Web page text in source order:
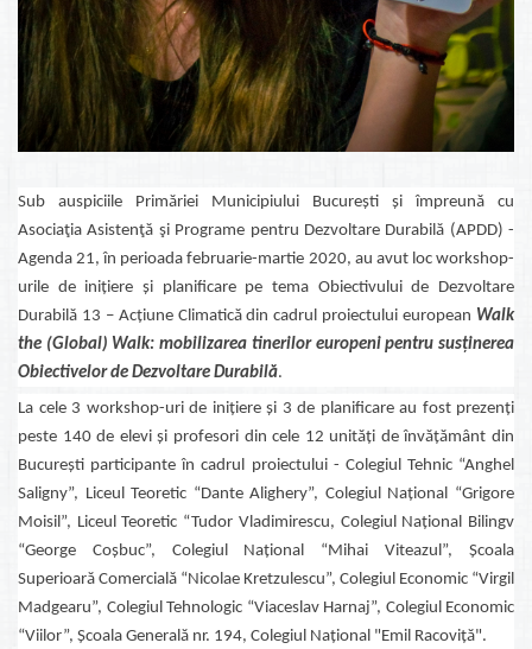
Sub auspiciile Primăriei Municipiului București și împreună cu
Asociaţia Asistenţă şi Programe pentru Dezvoltare Durabilă (APDD) -
Agenda 21, în perioada februarie-martie 2020, au avut loc workshop-
urile de inițiere și planificare pe tema Obiectivului de Dezvoltare
Durabilă 13 – Acțiune Climatică din cadrul proiectului european Walk
the (Global) Walk: mobilizarea tinerilor europeni pentru susținerea
Obiectivelor de Dezvoltare Durabilă.
La cele 3 workshop-uri de inițiere și 3 de planificare au fost prezenți
peste 140 de elevi și profesori din cele 12 unități de învățământ din
București participante în cadrul proiectului - Colegiul Tehnic “Anghel
Saligny”, Liceul Teoretic “Dante Alighery”, Colegiul Național “Grigore
Moisil”, Liceul Teoretic “Tudor Vladimirescu, Colegiul Național Bilingv
“George Coșbuc”, Colegiul Național “Mihai Viteazul”, Școala
Superioară Comercială “Nicolae Kretzulescu”, Colegiul Economic “Virgil
Madgearu”, Colegiul Tehnologic “Viaceslav Harnaj”, Colegiul Economic
“Viilor”, Școala Generală nr. 194, Colegiul Național "Emil Racoviță".